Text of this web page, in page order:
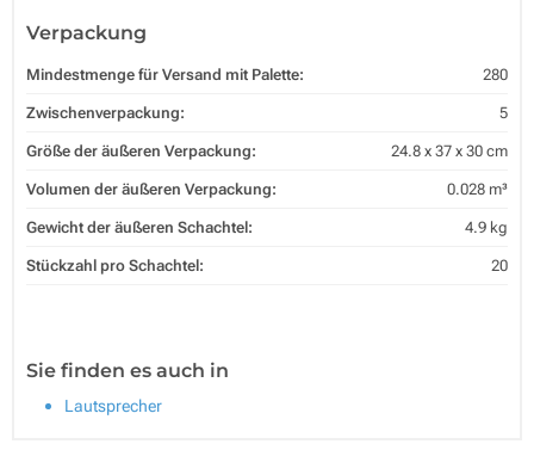
Verpackung
Mindestmenge für Versand mit Palette: 280
Zwischenverpackung: 5
Größe der äußeren Verpackung: 24.8 x 37 x 30 cm
Volumen der äußeren Verpackung: 0.028 m³
Gewicht der äußeren Schachtel: 4.9 kg
Stückzahl pro Schachtel: 20
Sie finden es auch in
Lautsprecher